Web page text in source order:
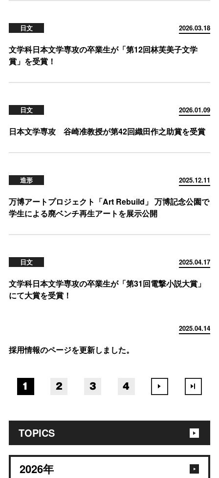
TOPICS
2026年
2026.03.18
日文
文学科日本文学専攻の卒業生が「第12回林芙美子文学
賞」を受賞！
2026.01.09
日文
日本文学専攻 谷崎准教授が第42回織田作之助賞を受賞
2025.12.11
造形
万博アートプロジェクト「Art Rebuild」 万博記念公園で
学生による廃ベンチ再生アートを展示公開
2025.04.17
日文
文学科日本文学専攻の卒業生が「第31回電撃小説大賞」
にて大賞を受賞！
2025.04.14
採用情報のページを更新しました。
1 2 3 4